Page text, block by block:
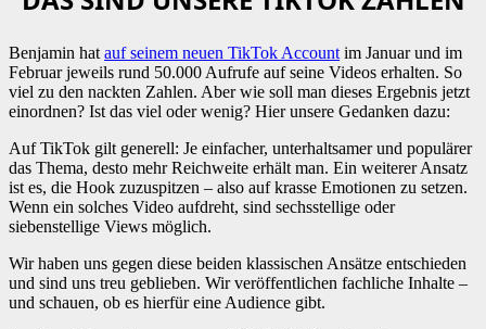
Benjamin hat auf seinem neuen TikTok Account im Januar und im
Februar jeweils rund 50.000 Aufrufe auf seine Videos erhalten. So
viel zu den nackten Zahlen. Aber wie soll man dieses Ergebnis jetzt
einordnen? Ist das viel oder wenig? Hier unsere Gedanken dazu:
Auf TikTok gilt generell: Je einfacher, unterhaltsamer und populärer
das Thema, desto mehr Reichweite erhält man. Ein weiterer Ansatz
ist es, die Hook zuzuspitzen – also auf krasse Emotionen zu setzen.
Wenn ein solches Video aufdreht, sind sechsstellige oder
siebenstellige Views möglich.
Wir haben uns gegen diese beiden klassischen Ansätze entschieden
und sind uns treu geblieben. Wir veröffentlichen fachliche Inhalte –
und schauen, ob es hierfür eine Audience gibt.